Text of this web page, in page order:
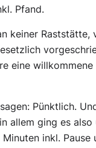
Pfand.
keiner
eine
Pünktlich.
allem ging es
inkl.